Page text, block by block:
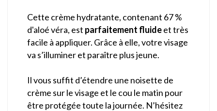
Cette crème hydratante, contenant 67 %
d'aloé véra, est parfaitement fluideet très
facile à appliquer. Grâce à elle, votre visage
va s’illuminer et paraître plus jeune.
Il vous suffit d’étendre une noisette de
crème sur le visage et le cou le matin pour
être protégée toute la journée. N’hésitez